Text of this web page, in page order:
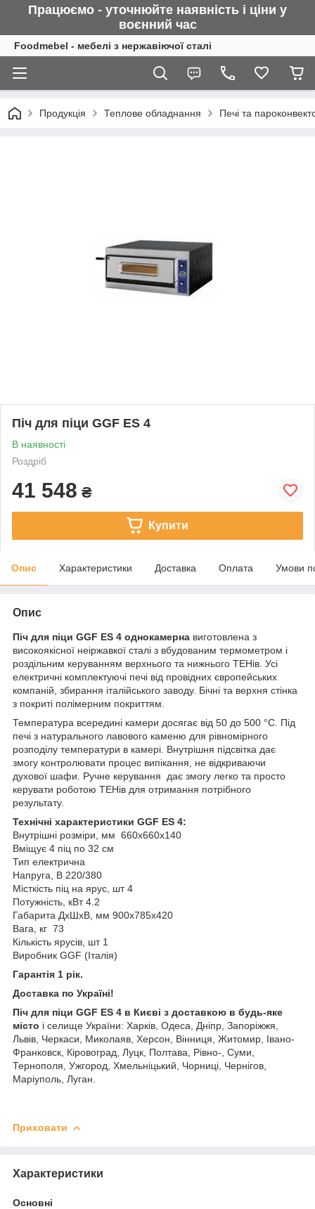
Працюємо - уточнюйте наявність і ціни у
воєнний час
Foodmebel - мебелі з нержавіючої сталі
Продукція Теплове обладнання Печі та
Піч для піци GGF ES 4
В наявності
Роздріб
41 548 ₴
Купити
Опис Характеристики Доставка Оплата Умови
Опис
Піч для піци GGF ES 4 однокамерна виготовлена з
високоякісної неіржавкої сталі з вбудованим термометром і
роздільним керуванням верхнього та нижнього ТЕНів. Усі
електричні комплектуючі печі від провідних європейських
компаній, збирання італійського заводу. Бічні та верхня стінка
з покриті полімерним покриттям.
Температура всередині камери досягає від 50 до 500 °C. Під
печі з натурального лавового каменю для рівномірного
розподілу температури в камері. Внутрішня підсвітка дає
змогу контролювати процес випікання, не відкриваючи
духової шафи. Ручне керування дає змогу легко та просто
керувати роботою ТЕНів для отримання потрібного
результату.
Технічні характеристики GGF ES 4:
Внутрішні розміри, мм 660х660х140
Вміщує 4 піц по 32 см
Тип електрична
Напруга, В 220/380
Місткість піц на ярус, шт 4
Потужність, кВт 4.2
Габарита ДхШхВ, мм 900х785х420
Вага, кг 73
Кількість ярусів, шт 1
Виробник GGF (Італія)
Гарантія 1 рік.
Доставка по Україні!
Піч для піци GGF ES 4 в Києві з доставкою в будь-яке
місто і селище України: Харків, Одеса, Дніпр, Запоріжжя,
Львів, Черкаси, Миколаяв, Херсон, Вінниця, Житомир, Івано-
Франковск, Кіровоград, Луцк, Полтава, Рівно-, Суми,
Тернополя, Ужгород, Хмельніцький, Чорниці, Чернігов,
Маріуполь, Луган.
Приховати
Характеристики
Основні